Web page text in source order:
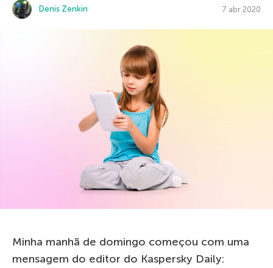
Denis Zenkin 7 abr 2020
Minha manhã de domingo começou com uma
mensagem do editor do Kaspersky Daily: